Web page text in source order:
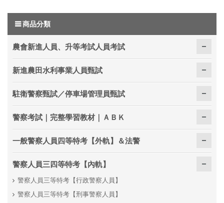
商品分類
農會新進人員、升等考試人員考試
新進農田水利事業人員甄試
駐衛警察甄試／停車場管理員甄試
警察考試｜完整學習教材｜ＡＢＫ
一般警察人員四等特考【外軌】＆法警
警察人員三四等特考【內軌】
警察人員三等特考【行政警察人員】
警察人員三等特考【刑事警察人員】